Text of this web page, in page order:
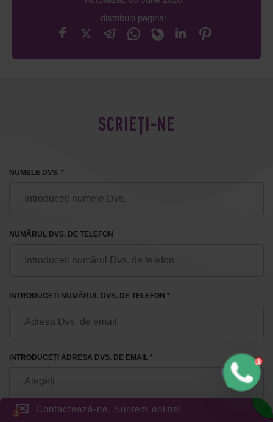
distribuiți pagina:
SCRIEȚI-NE
NUMELE DVS. *
NUMĂRUL DVS. DE TELEFON
INTRODUCEȚI NUMĂRUL DVS. DE TELEFON *
INTRODUCEȚI ADRESA DVS. DE EMAIL *
✉ Contactează-ne. Suntem online!